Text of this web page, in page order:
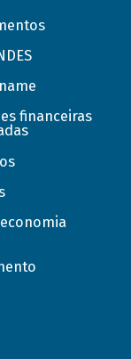
financeiras